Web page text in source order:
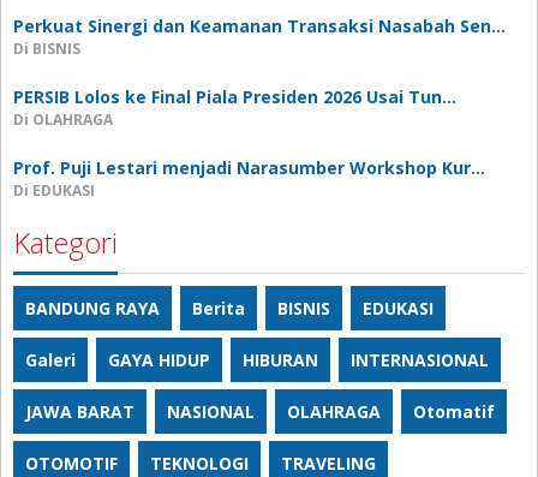
Perkuat Sinergi dan Keamanan Transaksi Nasabah Sen…
Di BISNIS
PERSIB Lolos ke Final Piala Presiden 2026 Usai Tun…
Di OLAHRAGA
Prof. Puji Lestari menjadi Narasumber Workshop Kur…
Di EDUKASI
Kategori
BANDUNG RAYA Berita BISNIS EDUKASI
Galeri GAYA HIDUP HIBURAN INTERNASIONAL
JAWA BARAT NASIONAL OLAHRAGA Otomatif
OTOMOTIF TEKNOLOGI TRAVELING